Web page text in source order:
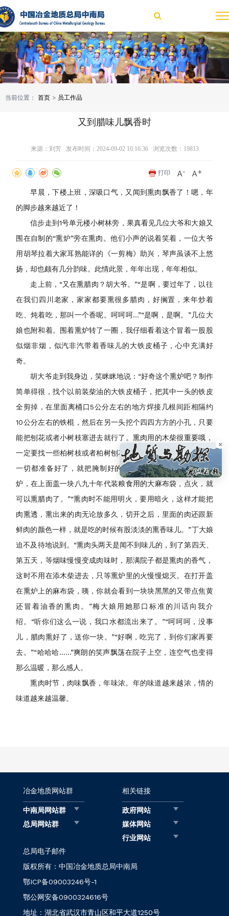
当前位置： 首页 > 员工作品
又到腊味儿飘香时
来源：刘芳 发布时间：2024-09-02 10:16:36 浏览次数： 19813
打印
早晨，下楼上班，深吸口气，又闻到熏肉飘香了！嗯，年
的脚步越来越近了！
信步走到1号单元楼小树林旁，果真看见几位大爷和大娘又
围在自制的“熏炉”旁在熏肉。他们小声的说着笑着，一位大爷
用胡琴拉着大家耳熟能详的《一剪梅》助兴，琴声虽谈不上悠
扬，却也颇有几分韵味。此情此景，年年出现，年年相似。
走上前，“又在熏腊肉？胡大爷。”“是啊，要过年了，以往
在我们四川老家，家家都要熏很多腊肉，好搁置，来年炒着
吃、炖着吃，那叫一个香呢。呵呵呵...”“是啊，是啊。”几位大
娘也附和着。围着熏炉转了一圈，我仔细看着这个冒着一股股
似烟非烟，似汽非汽带着香味儿的大铁皮桶子，心中充满好
奇。
胡大爷走到我身边，笑眯眯地说：“好奇这个熏炉吧？制作
简单得很，找个以前装柴油的大铁皮桶子，把其中一头的铁皮
全剪掉，在里面离桶口5公分左右的地方焊接几根间距相隔约
10公分左右的铁棍，然后在另一头挖个四四方方的小孔，只要
能把刨花或者小树枝塞进去就行了。熏肉用的木柴很重要哦，
一定要找一些柏树枝或者柏树刨花，这样熏出来的肉才香呢。
一切都准备好了，就把腌制好的鸡鸭鱼肉还有香肠都挂进熏
炉，在上面盖一块八九十年代装粮食用的大麻布袋，点火，就
可以熏腊肉了。”“熏肉时不能用明火，要用暗火，这样才能把
肉熏透，熏出来的肉无论放多久，切开之后，里面的肉还跟新
鲜肉的颜色一样，就是吃的时候有股淡淡的熏香味儿。”丁大娘
迫不及待地说到。“熏肉头两天是闻不到味儿的，到了第四天、
第五天，等烟味慢慢变成肉味时，那满院子都是熏肉的香气，
这时不用在添木柴进去，只等熏炉里的火慢慢熄灭。在打开盖
在熏炉上的麻布袋，咦，你就会看到一块块黑黑的又带点焦黄
还冒着油香的熏肉。”梅大娘用她那口标准的川话向我介
绍。“听你们这么一说，我口水都流出来了。”“呵呵呵，没事
儿，腊肉熏好了，送你一块。”“好啊，吃完了，到你们家再要
去。”“哈哈哈……”爽朗的笑声飘荡在院子上空，连空气也变得
那么温暖，那么感人。
熏肉时节，肉味飘香，年味浓。年的味道越来越浓，情的
味道越来越温馨。
×
冶金地质网站群
中南局网站群
总局网站群
相关链接
政府网站
媒体网站
行业网站
总局电子邮件
版权所有：中国冶金地质总局中南局
鄂ICP备09003246号-1
鄂公网安备0900324616号
地址：湖北省武汉市青山区和平大道1250号